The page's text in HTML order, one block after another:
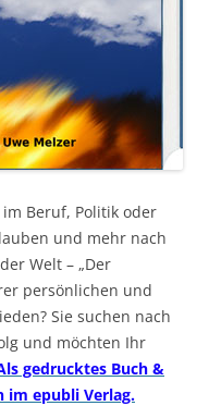
Beruf, Politik oder
und mehr nach
Welt – „Der
persönlichen und
Sie suchen nach
und möchten Ihr
gedrucktes Buch &
im epubli Verlag.